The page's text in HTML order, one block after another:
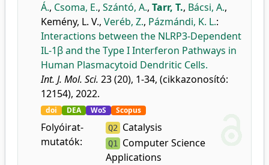
Á., Csoma, E., Szántó, A., Tarr, T., Bácsi, A.,
Kemény, L. V., Veréb, Z., Pázmándi, K. L.:
Interactions between the NLRP3-Dependent
IL-1β and the Type I Interferon Pathways in
Human Plasmacytoid Dendritic Cells.
Int. J. Mol. Sci. 23 (20), 1-34, (cikkazonosító:
12154), 2022.
doi DEA WoS Scopus
Folyóirat-
mutatók:
Q2 Catalysis
Q1
Computer Science
Applications